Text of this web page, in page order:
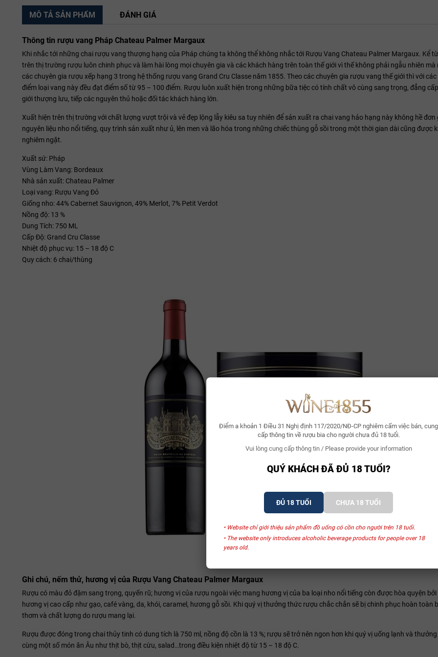
Điểm a khoản 1 Điều 31 Nghị định 117/2020/NĐ-CP nghiêm cấm việc bán, cung
cấp thông tin về rượu bia cho người chưa đủ 18 tuổi.
Vui lòng cung cấp thông tin / Please provide your information
QUÝ KHÁCH ĐÃ ĐỦ 18 TUỔI?
ĐỦ 18 TUỔI CHƯA 18 TUỔI
• Website chỉ giới thiệu sản phẩm đồ uống có cồn cho người trên 18 tuổi.
• The website only introduces alcoholic beverage products for people over 18
years old.
MÔ TẢ SẢN PHẨM ĐÁNH GIÁ
Thông tin rượu vang Pháp Chateau Palmer Margaux
Khi nhắc tới những chai rượu vang thượng hạng của Pháp chúng ta không thể không nhắc tới Rượu Vang Chateau Palmer Margaux. Kể
trên thị trường rượu luôn chinh phục và làm hài lòng mọi chuyên gia và các khách hàng trên toàn thế giới vì thế không phải ngẫu nhiên
các chuyên gia rượu xếp hạng 3 trong hệ thống rượu vang Grand Cru Classe năm 1855. Theo các chuyên gia rượu vang thế giới thì với
điểm loại vang này đều đạt điểm số từ 95 – 100 điểm. Rượu luôn xuất hiện trong những bữa tiệc có tính chất vô cùng sang trọng, đẳng
giới thượng lưu, tiếp các nguyên thủ hoặc đối tác khách hàng lớn.
Xuất hiện trên thị trường với chất lượng vượt trội và vẻ đẹp lộng lẫy kiêu sa tuy nhiên để sản xuất ra chai vang hảo hạng này không hề đơn
nguyên liệu nho nổi tiếng, quy trình sản xuất như ủ, lên men và lão hóa trong những chiếc thùng gỗ sồi trong một thời gian dài cũng được
nghiêm ngặt.
Xuất sứ: Pháp
Vùng Làm Vang: Bordeaux
Nhà sản xuất: Chateau Palmer
Loại vang: Rượu Vang Đỏ
Giống nho: 44% Cabernet Sauvignon, 49% Merlot, 7% Petit Verdot
Nồng độ: 13 %
Dung Tích: 750 ML
Cấp Độ: Grand Cru Classe
Nhiệt độ phục vụ: 15 – 18 độ C
Quy cách: 6 chai/thùng
Ghi chú, nếm thử, hương vị của Rượu Vang Chateau Palmer Margaux
Rượu có màu đỏ đậm sang trọng, quyến rũ; hương vị của rượu ngoài việc mang hương vị của ba loại nho nổi tiếng còn được hòa quyện bởi
hương vị cao cấp như gạo, café vàng, da, khói, caramel, hương gỗ sồi. Khi quý vị thưởng thức rượu chắc chắn sẽ bị chinh phục hoàn toàn
thơm và chất lượng do rượu mang lại.
Rượu được đóng trong chai thủy tinh có dung tích là 750 ml, nồng độ cồn là 13 %; rượu sẽ trở nên ngon hơn khi quý vị uống lạnh và
cùng một số món ăn Âu như thịt bò, thịt cừu, salad…trong điều kiện nhiệt độ từ 15 – 18 độ C.